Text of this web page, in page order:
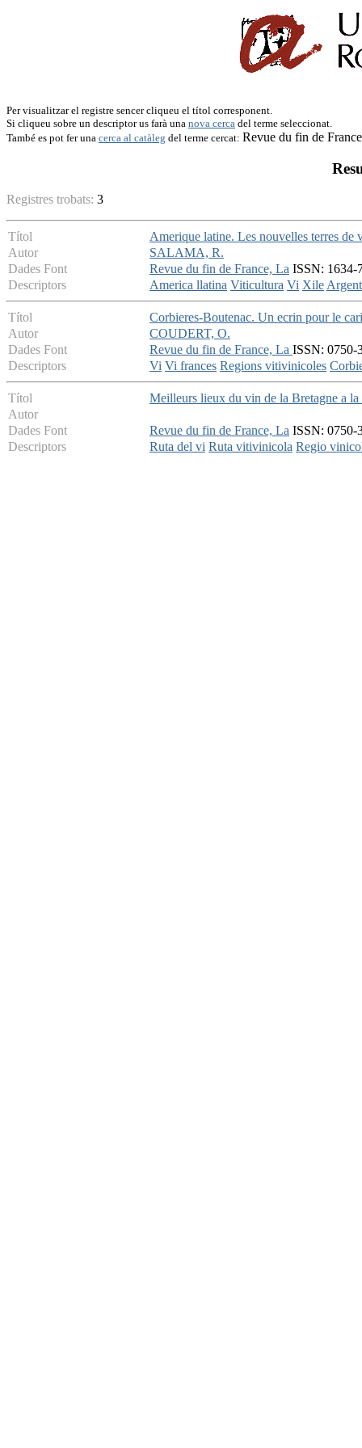
Per visualitzar el registre sencer cliqueu el títol corresponent.
Si cliqueu sobre un descriptor us farà una nova cerca del terme seleccionat.
També es pot fer una cerca al catàleg del terme cercat: Revue du fin de
Registres trobats: 3
Títol
Amerique latine. Les nouvelles terres de
Autor
SALAMA, R.
Dades Font
Revue du fin de France, La ISSN: 1634-
Descriptors
America llatina Viticultura Vi Xile
Títol
Corbieres-Boutenac. Un ecrin pour le
Autor
COUDERT, O.
Dades Font
Revue du fin de France, La ISSN: 0750-
Descriptors
Vi Vi frances Regions vitivinicoles
Títol
Meilleurs lieux du vin de la Bretagne a la
Autor
Dades Font
Revue du fin de France, La ISSN: 0750-
Descriptors
Ruta del vi Ruta vitivinicola Regio